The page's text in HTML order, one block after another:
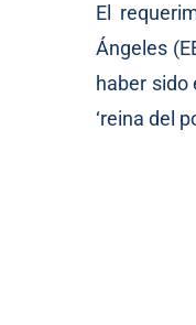
El
Ángeles
haber
‘reina del